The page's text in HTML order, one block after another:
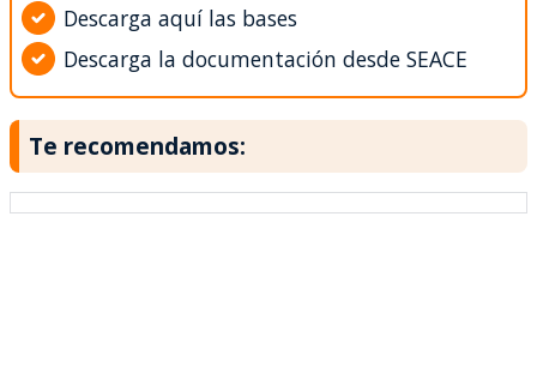
Descarga aquí las bases
Descarga la documentación desde SEACE
Te recomendamos: